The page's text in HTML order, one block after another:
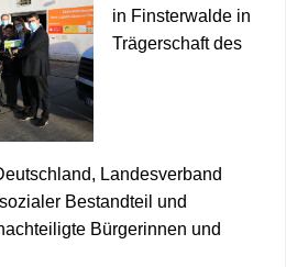
Spenden
MGH Bestensee
Anregungen
Alle Standorte
in Finsterwalde in
Trägerschaft des
Landesverband
Bestandteil und
Bürgerinnen und